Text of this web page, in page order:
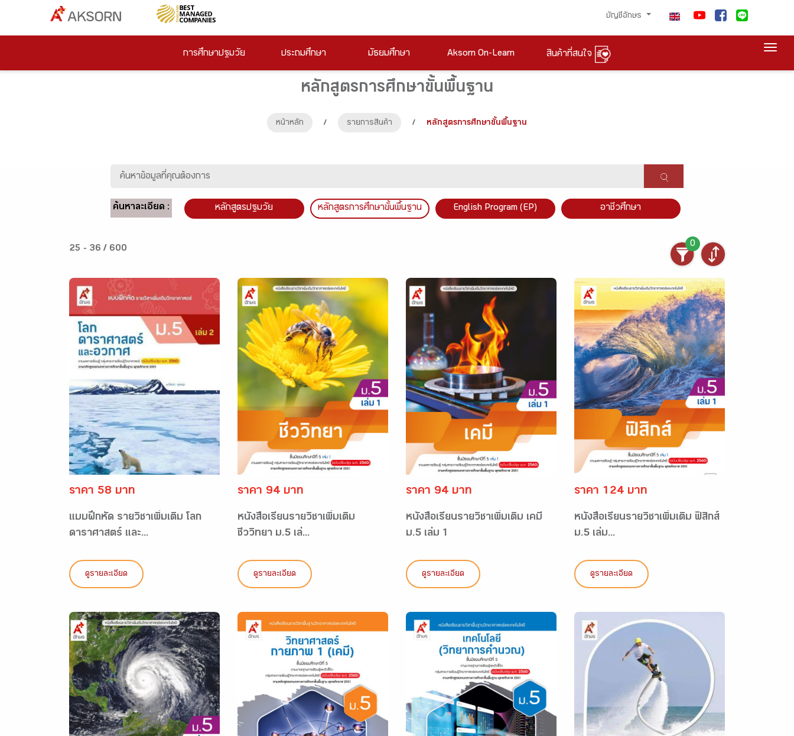
บัญชีอักษร
การศึกษาปฐมวัย ประถมศึกษา มัธยมศึกษา Aksorn On-Learn สินค้าที่สนใจ
หลักสูตรการศึกษาขั้นพื้นฐาน
หน้าหลัก / รายการสินค้า / หลักสูตรการศึกษาขั้นพื้นฐาน
ค้นหาละเอียด : หลักสูตรปฐมวัย หลักสูตรการศึกษาขั้นพื้นฐาน English Program (EP) อาชีวศึกษา
25 - 36 / 600
0
ราคา 58 บาท
แบบฝึกหัด รายวิชาเพิ่มเติม โลก
ดาราศาสตร์ และ...
ดูรายละเอียด
ราคา 94 บาท
หนังสือเรียนรายวิชาเพิ่มเติม
ชีววิทยา ม.5 เล่...
ดูรายละเอียด
ราคา 94 บาท
หนังสือเรียนรายวิชาเพิ่มเติม เคมี
ม.5 เล่ม 1
ดูรายละเอียด
ราคา 124 บาท
หนังสือเรียนรายวิชาเพิ่มเติม ฟิสิกส์
ม.5 เล่ม...
ดูรายละเอียด